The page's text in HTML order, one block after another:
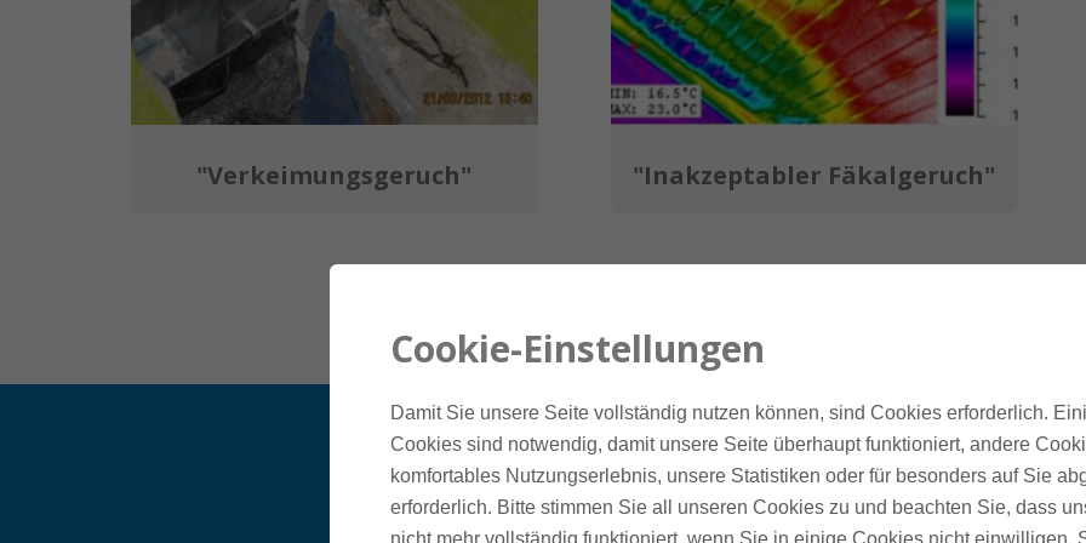
"Verkeimungsgeruch" "Inakzeptabler Fäkalgeruch"
Unser
Cookie-Einstellungen
Damit Sie unsere Seite vollständig nutzen können, sind Cookies erforderlich.
Cookies sind notwendig, damit unsere Seite überhaupt funktioniert, andere
komfortables Nutzungserlebnis, unsere Statistiken oder für besonders auf Sie
erforderlich. Bitte stimmen Sie all unseren Cookies zu und beachten Sie, dass
nicht mehr vollständig funktioniert, wenn Sie in einige Cookies nicht einwilligen.